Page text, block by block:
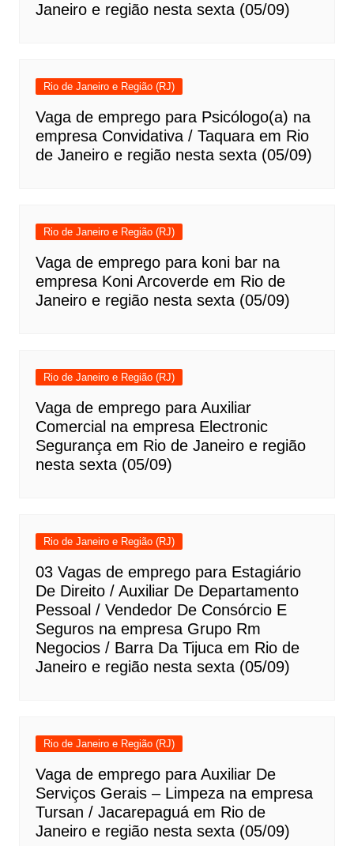
Janeiro e região nesta sexta (05/09)
Rio de Janeiro e Região (RJ)
Vaga de emprego para Psicólogo(a) na
empresa Convidativa / Taquara em Rio
de Janeiro e região nesta sexta (05/09)
Rio de Janeiro e Região (RJ)
Vaga de emprego para koni bar na
empresa Koni Arcoverde em Rio de
Janeiro e região nesta sexta (05/09)
Rio de Janeiro e Região (RJ)
Vaga de emprego para Auxiliar
Comercial na empresa Electronic
Segurança em Rio de Janeiro e região
nesta sexta (05/09)
Rio de Janeiro e Região (RJ)
03 Vagas de emprego para Estagiário
De Direito / Auxiliar De Departamento
Pessoal / Vendedor De Consórcio E
Seguros na empresa Grupo Rm
Negocios / Barra Da Tijuca em Rio de
Janeiro e região nesta sexta (05/09)
Rio de Janeiro e Região (RJ)
Vaga de emprego para Auxiliar De
Serviços Gerais – Limpeza na empresa
Tursan / Jacarepaguá em Rio de
Janeiro e região nesta sexta (05/09)